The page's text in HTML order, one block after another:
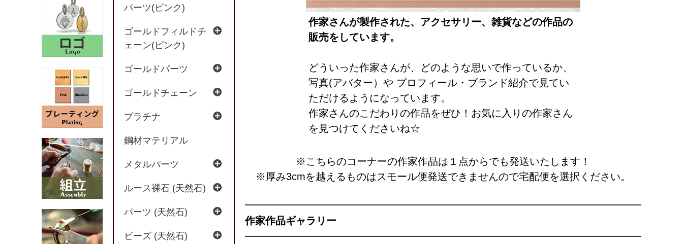
作家さんが製作された、アクセサリー、雑貨などの作品の
販売をしています。
どういった作家さんが、どのような思いで作っているか、
写真(アバター）や プロフィール・ブランド紹介で見てい
ただけるようになっています。
作家さんのこだわりの作品をぜひ！お気に入りの作家さん
を見つけてくださいね☆
※こちらのコーナーの作家作品は１点からでも発送いたします！
※厚み3cmを越えるものはスモール便発送できませんので宅配便を選択ください。
作家作品ギャラリー
パーツ(ピンク)
ゴールドフィルドチ
ェーン(ピンク)
ゴールドパーツ
ゴールドチェーン
プラチナ
鋼材マテリアル
メタルパーツ
ルース裸石 (天然石)
パーツ (天然石)
ビーズ (天然石)